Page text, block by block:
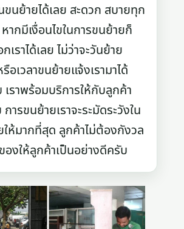
ขนย้ายได้เลย สะดวก สบายทุก
ากมีเงื่อนไขในการขนย้ายก็
เราได้เลย ไม่ว่าจะวันย้าย
อเวลาขนย้ายแจ้งเรามาได้
เราพร้อมบริการให้กับลูกค้า
ารขนย้ายเราจะระมัดระวังใน
ให้มากที่สุด ลูกค้าไม่ต้องกังวล
องให้ลูกค้าเป็นอย่างดีครับ